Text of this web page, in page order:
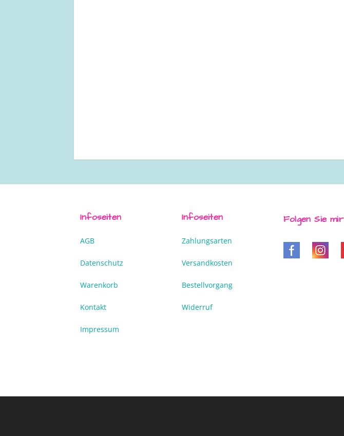
Infoseiten
AGB
Datenschutz
Warenkorb
Kontakt
Impressum
Infoseiten
Zahlungsarten
Versandkosten
Bestellvorgang
Widerruf
Folgen Sie mir